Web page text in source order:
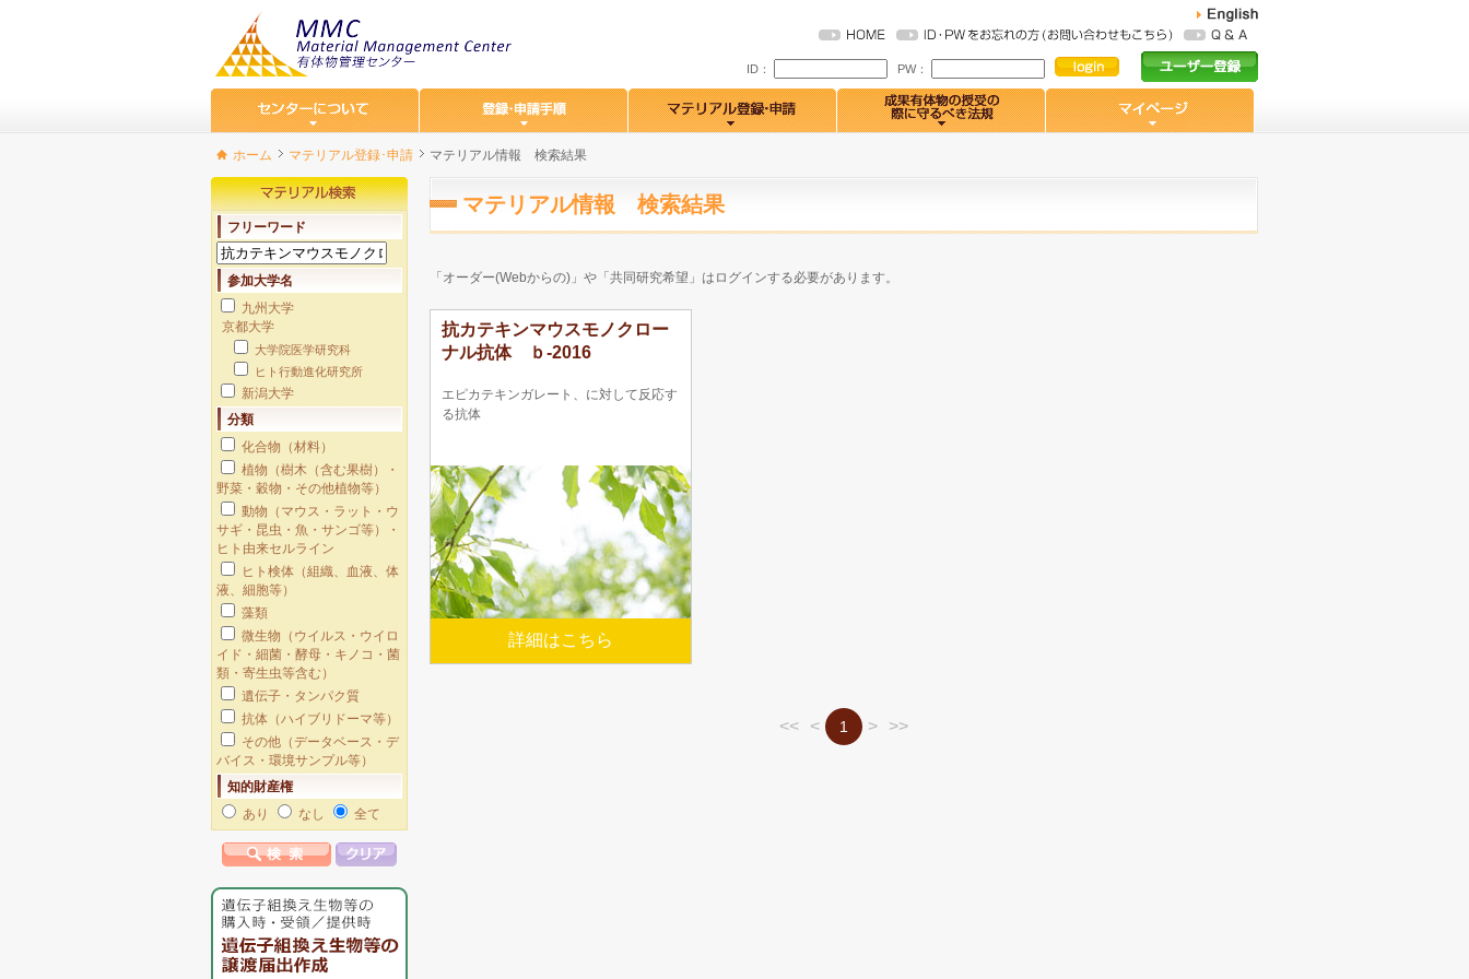
ID： PW：
ホーム マテリアル登録･申請 マテリアル情報 検索結果
マテリアル情報 検索結果
「オーダー(Webからの)」や「共同研究希望」はログインする必要があります。
抗カテキンマウスモノクロー
ナル抗体 ｂ-2016
エピカテキンガレート、に対して反応す
る抗体
詳細はこちら
<< < 1 > >>
フリーワード
参加大学名
九州大学
京都大学
大学院医学研究科
ヒト行動進化研究所
新潟大学
分類
化合物（材料）
植物（樹木（含む果樹）・
野菜・穀物・その他植物等）
動物（マウス・ラット・ウ
サギ・昆虫・魚・サンゴ等）・
ヒト由来セルライン
ヒト検体（組織、血液、体
液、細胞等）
藻類
微生物（ウイルス・ウイロ
イド・細菌・酵母・キノコ・菌
類・寄生虫等含む）
遺伝子・タンパク質
抗体（ハイブリドーマ等）
その他（データベース・デ
バイス・環境サンプル等）
知的財産権
あり
なし 全て